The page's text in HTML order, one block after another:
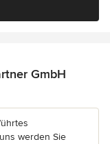
GmbH
werden Sie